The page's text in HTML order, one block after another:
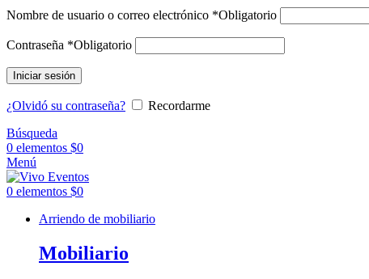
Nombre de usuario o correo electrónico *Obligatorio
Contraseña *Obligatorio
Iniciar sesión
¿Olvidó su contraseña?
Recordarme
Búsqueda
0 elementos $0
Menú
0 elementos $0
Arriendo de mobiliario
Mobiliario